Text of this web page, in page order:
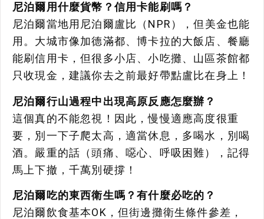
尼泊爾用什麼貨幣？信用卡能刷嗎？
尼泊爾當地用尼泊爾盧比（NPR），但美金也能
用。大城市像加德滿都、博卡拉的大飯店、餐廳
能刷信用卡，但很多小店、小吃攤、山區茶館都
只收現金，建議你去之前最好帶點盧比在身上！
尼泊爾行山過程中出現高原反應怎麼辦？
這個真的不能忽視！因此，慢慢適應高度很重
要，別一下子爬太高，適當休息，多喝水，別喝
酒。嚴重的話（頭痛、噁心、呼吸困難），記得
馬上下撤，千萬別硬撐！
尼泊爾吃的東西衛生嗎？有什麼必吃的？
尼泊爾飲食基本OK，但街邊攤衛生條件參差，